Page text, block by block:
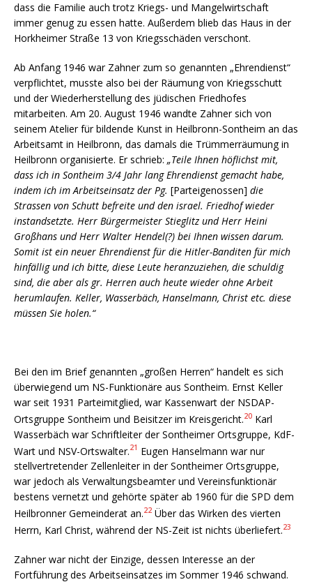
dass die Familie auch trotz Kriegs- und Mangelwirtschaft
immer genug zu essen hatte. Außerdem blieb das Haus in der
Horkheimer Straße 13 von Kriegsschäden verschont.
Ab Anfang 1946 war Zahner zum so genannten „Ehrendienst“
verpflichtet, musste also bei der Räumung von Kriegsschutt
und der Wiederherstellung des jüdischen Friedhofes
mitarbeiten. Am 20. August 1946 wandte Zahner sich von
seinem Atelier für bildende Kunst in Heilbronn-Sontheim an das
Arbeitsamt in Heilbronn, das damals die Trümmerräumung in
Heilbronn organisierte. Er schrieb: „Teile Ihnen höflichst mit,
dass ich in Sontheim 3/4 Jahr lang Ehrendienst gemacht habe,
indem ich im Arbeitseinsatz der Pg. [Parteigenossen] die
Strassen von Schutt befreite und den israel. Friedhof wieder
instandsetzte. Herr Bürgermeister Stieglitz und Herr Heini
Großhans und Herr Walter Hendel(?) bei Ihnen wissen darum.
Somit ist ein neuer Ehrendienst für die Hitler-Banditen für mich
hinfällig und ich bitte, diese Leute heranzuziehen, die schuldig
sind, die aber als gr. Herren auch heute wieder ohne Arbeit
herumlaufen. Keller, Wasserbäch, Hanselmann, Christ etc. diese
müssen Sie holen.“
Bei den im Brief genannten „großen Herren“ handelt es sich
überwiegend um NS-Funktionäre aus Sontheim. Ernst Keller
war seit 1931 Parteimitglied, war Kassenwart der NSDAP-
Ortsgruppe Sontheim und Beisitzer im Kreisgericht.20 Karl
Wasserbäch war Schriftleiter der Sontheimer Ortsgruppe, KdF-
Wart und NSV-Ortswalter.21 Eugen Hanselmann war nur
stellvertretender Zellenleiter in der Sontheimer Ortsgruppe,
war jedoch als Verwaltungsbeamter und Vereinsfunktionär
bestens vernetzt und gehörte später ab 1960 für die SPD dem
Heilbronner Gemeinderat an.22 Über das Wirken des vierten
Herrn, Karl Christ, während der NS-Zeit ist nichts überliefert.23
Zahner war nicht der Einzige, dessen Interesse an der
Fortführung des Arbeitseinsatzes im Sommer 1946 schwand.